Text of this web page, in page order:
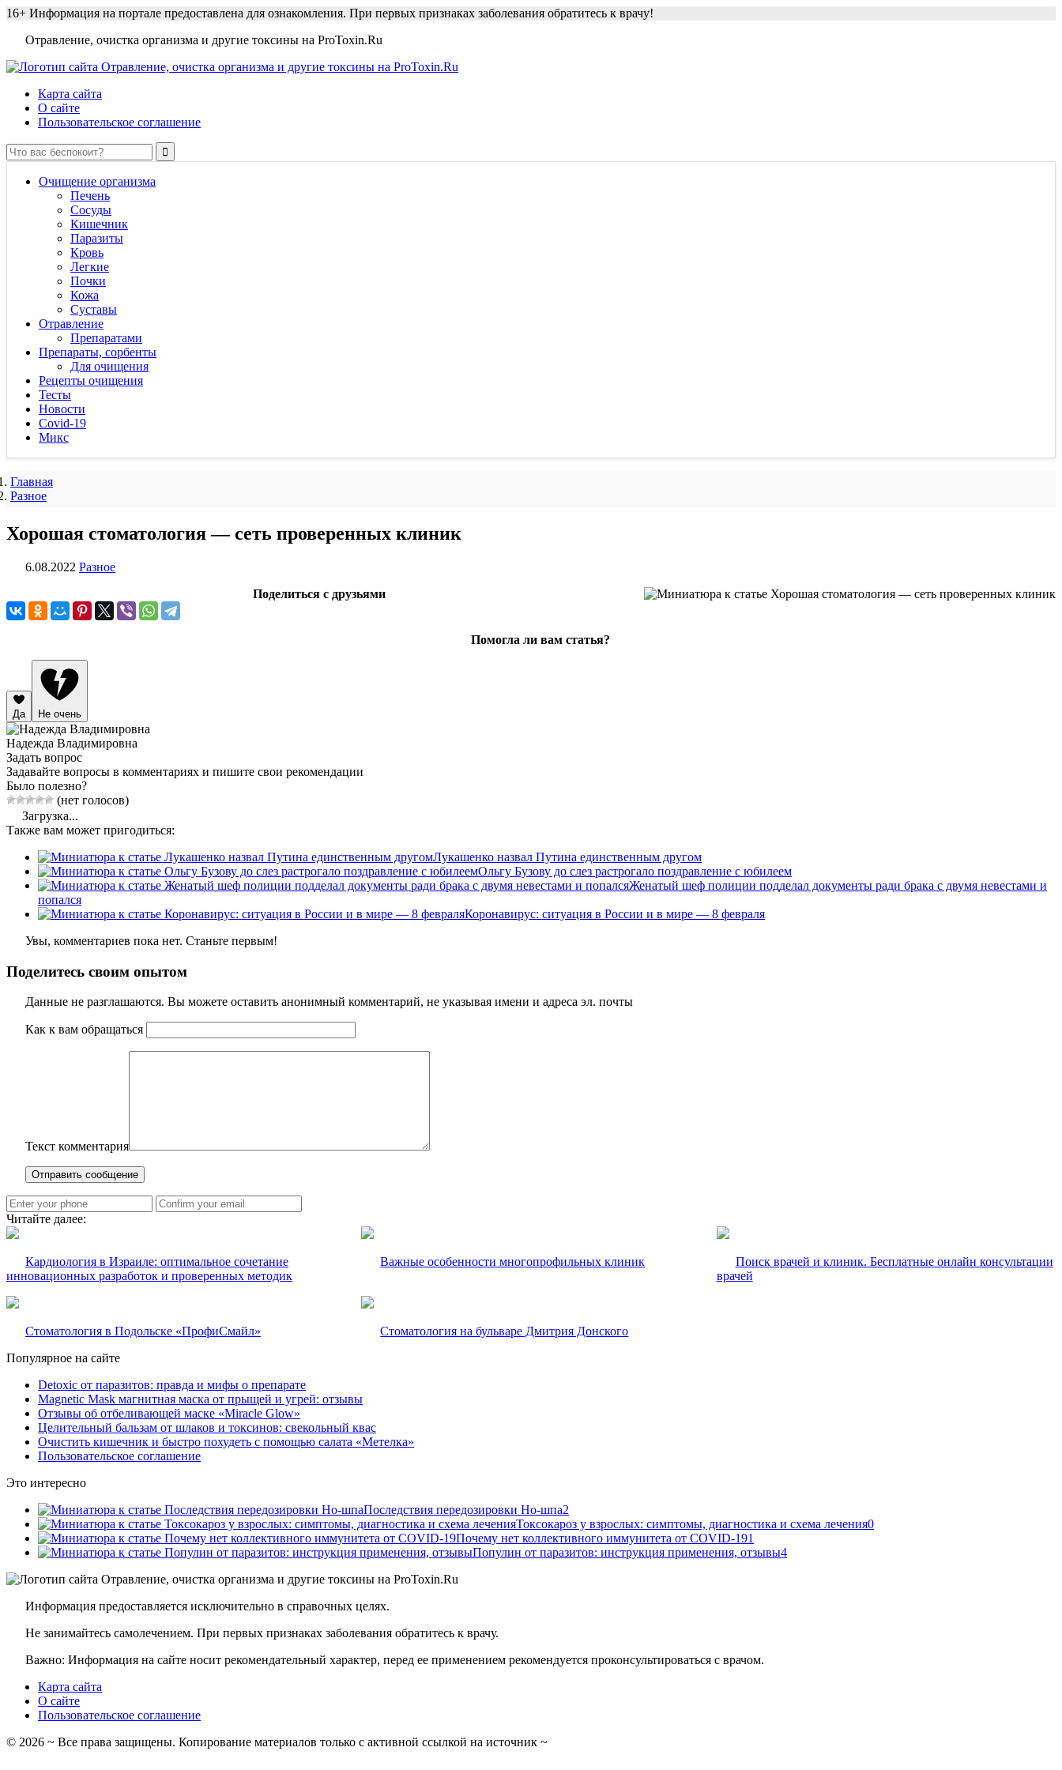
16+ Информация на портале предоставлена для ознакомления. При первых признаках заболевания обратитесь к врачу!
Отравление, очистка организма и другие токсины на ProToxin.Ru
Карта сайта
О сайте
Пользовательское соглашение
Очищение организма
Печень
Сосуды
Кишечник
Паразиты
Кровь
Легкие
Почки
Кожа
Суставы
Отравление
Препаратами
Препараты, сорбенты
Для очищения
Рецепты очищения
Тесты
Новости
Covid-19
Микс
Главная
Разное
Хорошая стоматология — сеть проверенных клиник
6.08.2022 Разное
Поделиться с друзьями
Помогла ли вам статья?
Да Не очень
Надежда Владимировна
Задать вопрос
Задавайте вопросы в комментариях и пишите свои рекомендации
Было полезно?
(нет голосов)
Загрузка...
Также вам может пригодиться:
Лукашенко назвал Путина единственным другом
Ольгу Бузову до слез растрогало поздравление с юбилеем
Женатый шеф полиции подделал документы ради брака с двумя невестами и
попался
Коронавирус: ситуация в России и в мире — 8 февраля
Увы, комментариев пока нет. Станьте первым!
Поделитесь своим опытом
Данные не разглашаются. Вы можете оставить анонимный комментарий, не указывая имени и адреса эл. почты
Как к вам обращаться
Текст комментария
Читайте далее:
Кардиология в Израиле: оптимальное сочетание
инновационных разработок и проверенных методик
Важные особенности многопрофильных клиник
Поиск врачей и клиник. Бесплатные онлайн консультации
врачей
Стоматология в Подольске «ПрофиСмайл»
Стоматология на бульваре Дмитрия Донского
Популярное на сайте
Detoxic от паразитов: правда и мифы о препарате
Magnetic Mask магнитная маска от прыщей и угрей: отзывы
Отзывы об отбеливающей маске «Miracle Glow»
Целительный бальзам от шлаков и токсинов: свекольный квас
Очистить кишечник и быстро похудеть с помощью салата «Метелка»
Пользовательское соглашение
Это интересно
Последствия передозировки Но-шпа2
Токсокароз у взрослых: симптомы, диагностика и схема лечения0
Почему нет коллективного иммунитета от COVID-191
Популин от паразитов: инструкция применения, отзывы4
Информация предоставляется исключительно в справочных целях.
Не занимайтесь самолечением. При первых признаках заболевания обратитесь к врачу.
Важно: Информация на сайте носит рекомендательный характер, перед ее применением рекомендуется проконсультироваться с врачом.
Карта сайта
О сайте
Пользовательское соглашение
© 2026 ~ Все права защищены. Копирование материалов только с активной ссылкой на источник ~